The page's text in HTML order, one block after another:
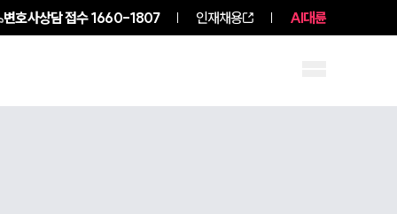
변호사상담 접수1660-1807 인재채용 AI대륜